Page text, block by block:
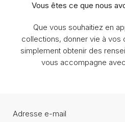
Vous êtes ce que nous
Que vous souhaitiez en
collections, donner vie à vos
simplement obtenir des
vous accompagne